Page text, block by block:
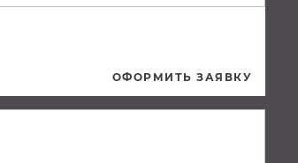
ОФОРМИТЬ ЗАЯВКУ